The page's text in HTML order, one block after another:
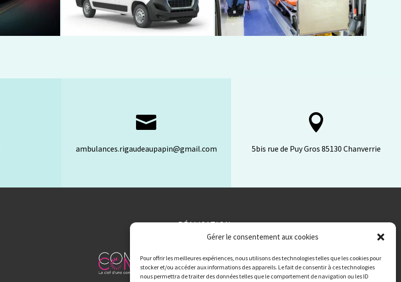
Gérer le consentement aux cookies
Pour offrir les meilleures expériences, nous utilisons des technologies telles que les cookies pour
stocker et/ou accéder aux informations des appareils. Le fait de consentir à ces technologies
nous permettra de traiter des données telles que le comportement de navigation ou les ID

ambulances.rigaudeaupapin@gmail.com

5bis rue de Puy Gros 85130 Chanverrie
RÉALISATION